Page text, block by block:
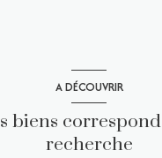
A DÉCOUVRIR
biens
recherche